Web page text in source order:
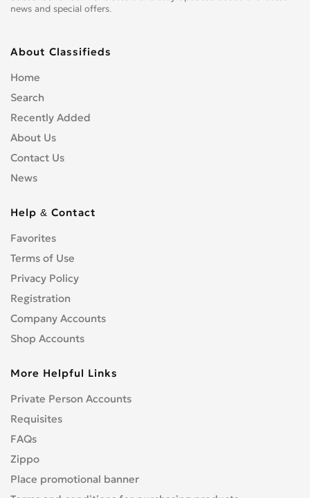
news and special offers.
About Classifieds
Home
Search
Recently Added
About Us
Contact Us
News
Help & Contact
Favorites
Terms of Use
Privacy Policy
Registration
Company Accounts
Shop Accounts
More Helpful Links
Private Person Accounts
Requisites
FAQs
Zippo
Place promotional banner